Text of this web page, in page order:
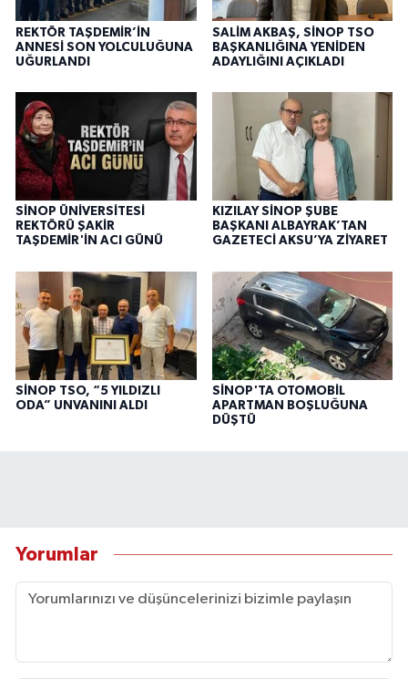
REKTÖR TAŞDEMİR’İN
ANNESİ SON YOLCULUĞUNA
UĞURLANDI
SALİM AKBAŞ, SİNOP TSO
BAŞKANLIĞINA YENİDEN
ADAYLIĞINI AÇIKLADI
SİNOP ÜNİVERSİTESİ
REKTÖRÜ ŞAKİR
TAŞDEMİR'İN ACI GÜNÜ
KIZILAY SİNOP ŞUBE
BAŞKANI ALBAYRAK’TAN
GAZETECİ AKSU’YA ZİYARET
SİNOP TSO, “5 YILDIZLI
ODA” UNVANINI ALDI
SİNOP'TA OTOMOBİL
APARTMAN BOŞLUĞUNA
DÜŞTÜ
Yorumlar